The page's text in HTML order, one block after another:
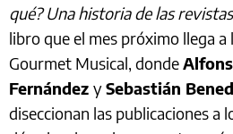
qué? Una historia de las
libro que el mes próximo llega a
Gourmet Musical, donde
Fernández ySebastián
diseccionan las publicaciones a